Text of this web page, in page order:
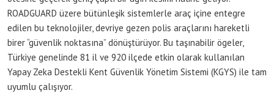
ROADGUARD üzere bütünleşik sistemlerle araç içine entegre
edilen bu teknolojiler, devriye gezen polis araçlarını hareketli
birer “güvenlik noktasına” dönüştürüyor. Bu taşınabilir ögeler,
Türkiye genelinde 81 il ve 920 ilçede etkin olarak kullanılan
Yapay Zeka Destekli Kent Güvenlik Yönetim Sistemi (KGYS) ile tam
uyumlu çalışıyor.